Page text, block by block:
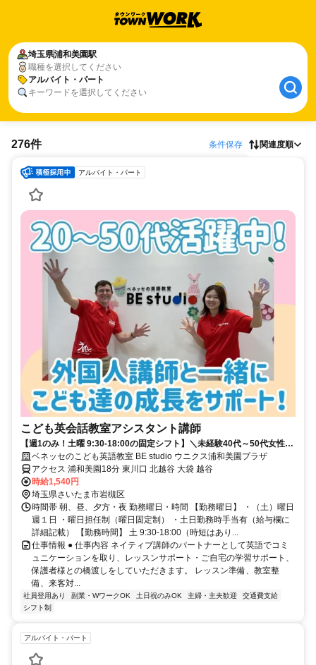
埼玉県浦和美園駅
職種を選択してください
アルバイト・パート
キーワードを選択してください
276件 条件保存 関連度順
アルバイト・パート
こども英会話教室アシスタント講師
【週1のみ！土曜 9:30-18:00の固定シフト】＼未経験40代～50代女性中
心に活躍する職場です／
ベネッセのこども英語教室 BE studio ウニクス浦和美園プラザ
アクセス 浦和美園18分 東川口 北越谷 大袋 越谷
時給1,540円
埼玉県さいたま市岩槻区
時間帯 朝、昼、夕方・夜 勤務曜日・時間 【勤務曜日】 ・（土）曜日
週１日 ・曜日担任制（曜日固定制） ・土日勤務時手当有（給与欄に
詳細記載） 【勤務時間】 土 9:30-18:00（時短はあり...
仕事情報 ● 仕事内容 ネイティブ講師のパートナーとして英語でコミ
ュニケーションを取り、レッスンサポート・ご自宅の学習サポート、
保護者様との橋渡しをしていただきます。 レッスン準備、教室整
備、来客対...
社員登用あり 副業・WワークOK 土日祝のみOK 主婦・主夫歓迎
交通費支給
シフト制
アルバイト・パート